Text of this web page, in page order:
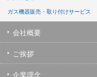
ガス機器販売・取り付けサービス
会社概要
ご挨拶
企業理念